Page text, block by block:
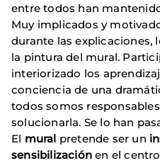
entre todos han
Muy implicados y
durante las explicaciones,
la pintura del mural.
interiorizado los
conciencia de una
todos somos
solucionarla. Se lo han
El mural pretende ser un
sensibilizaciónen el